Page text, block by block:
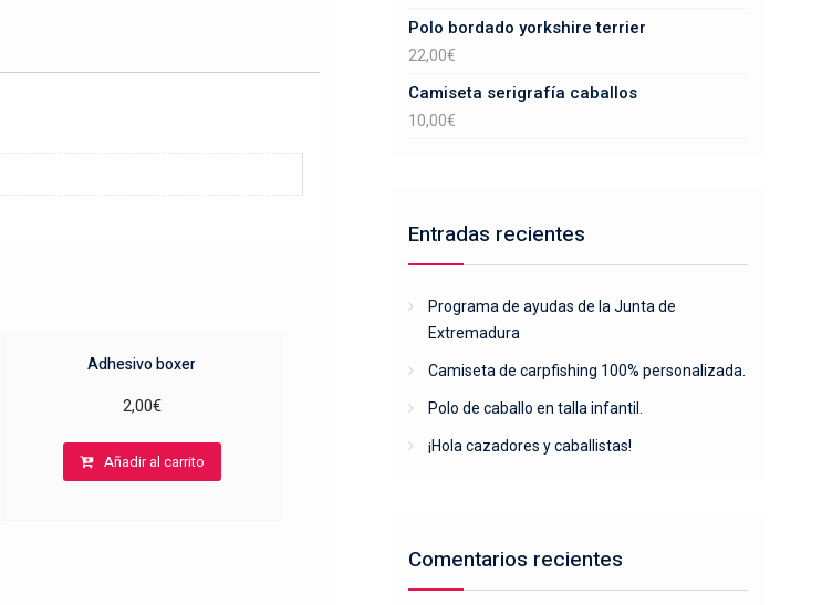
Adhesivo boxer
2,00€
Añadir al carrito
Polo bordado yorkshire terrier
22,00€
Camiseta serigrafía caballos
10,00€
Entradas recientes
Programa de ayudas de la Junta de
Extremadura
Camiseta de carpfishing 100% personalizada.
Polo de caballo en talla infantil.
¡Hola cazadores y caballistas!
Comentarios recientes